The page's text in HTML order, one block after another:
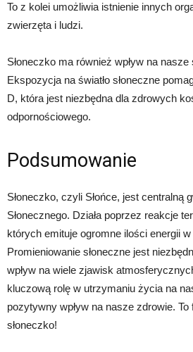
To z kolei umożliwia istnienie innych
zwierzęta i ludzi.
Słoneczko ma również wpływ na
Ekspozycja na światło słoneczne
D, która jest niezbędna dla zdrowych
odpornościowego.
Podsumowanie
Słoneczko, czyli Słońce, jest centralną
Słonecznego. Działa poprzez reakcje
których emituje ogromne ilości energii w
Promieniowanie słoneczne jest
wpływ na wiele zjawisk
kluczową rolę w utrzymaniu życia na
pozytywny wpływ na nasze zdrowie. To
słoneczko!